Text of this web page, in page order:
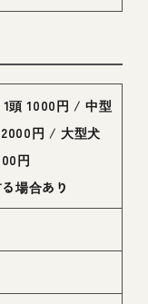
頭 1000円 / 中型
円 / 大型犬
円
場合あり